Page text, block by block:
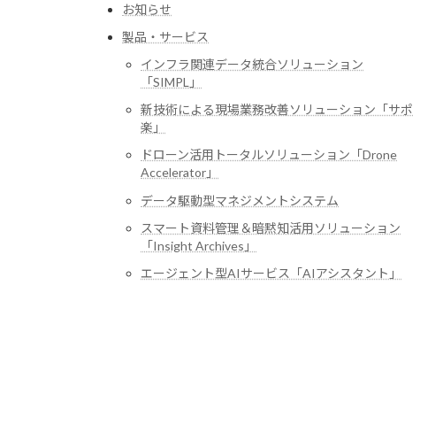
お知らせ
製品・サービス
インフラ関連データ統合ソリューション
「SIMPL」
新技術による現場業務改善ソリューション「サポ
楽」
ドローン活用トータルソリューション「Drone
Accelerator」
データ駆動型マネジメントシステム
スマート資料管理＆暗黙知活用ソリューション
「Insight Archives」
エージェント型AIサービス「AIアシスタント」